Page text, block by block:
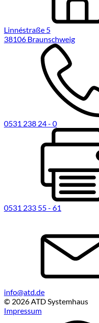
Linnéstraße 5
38106 Braunschweig
0531 238 24 - 0
0531 233 55 - 61
info@atd.de
© 2026 ATD Systemhaus
Impressum